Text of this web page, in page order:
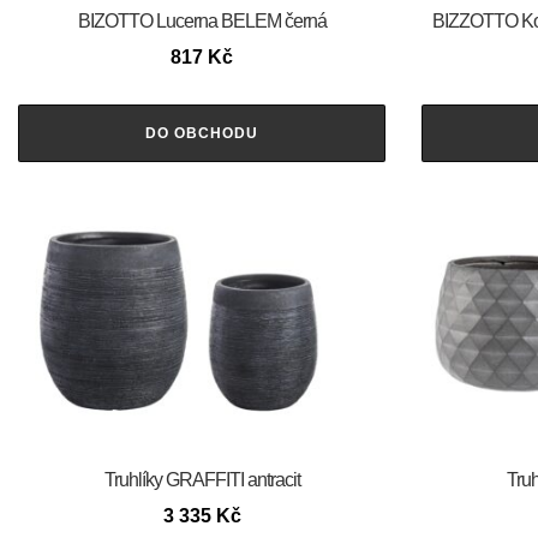
BIZOTTO Lucerna BELEM černá
817 Kč
DO OBCHODU
BIZZOTTO
Truhlíky GRAFFITI antracit
3 335 Kč